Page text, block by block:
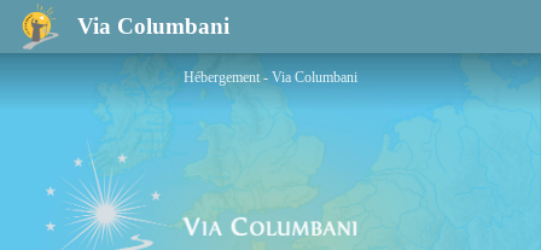
Via Columbani
Chez Juju a Bouy
Hébergement - Via Columbani